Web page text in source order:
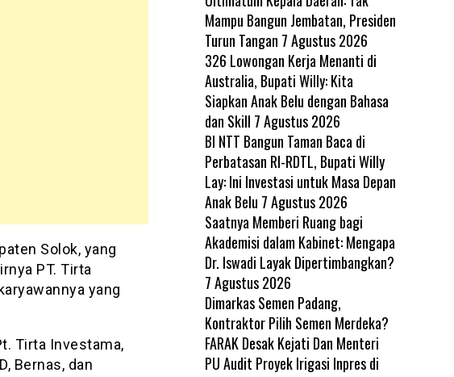
Solok, yang
PT. Tirta
yang
Tirta Investama,
Bernas, dan
Mampu Bangun Jembatan, Presiden
Turun Tangan 7 Agustus 2026
326 Lowongan Kerja Menanti di
Australia, Bupati Willy: Kita
Siapkan Anak Belu dengan Bahasa
dan Skill 7 Agustus 2026
BI NTT Bangun Taman Baca di
Perbatasan RI-RDTL, Bupati Willy
Lay: Ini Investasi untuk Masa Depan
Anak Belu 7 Agustus 2026
Saatnya Memberi Ruang bagi
Akademisi dalam Kabinet: Mengapa
Dr. Iswadi Layak Dipertimbangkan?
7 Agustus 2026
Dimarkas Semen Padang,
Kontraktor Pilih Semen Merdeka?
FARAK Desak Kejati Dan Menteri
PU Audit Proyek Irigasi Inpres di